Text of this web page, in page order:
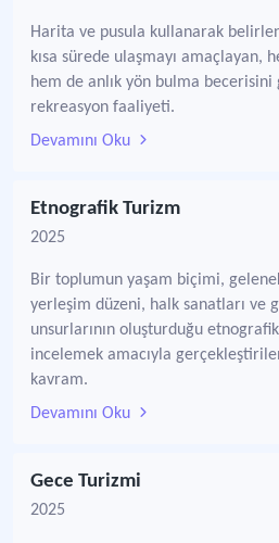
Harita ve pusula kullanarak
kısa sürede ulaşmayı amaçlayan,
hem de anlık yön bulma
rekreasyon faaliyeti.
Devamını Oku
Etnografik Turizm
2025
Bir toplumun yaşam biçimi,
yerleşim düzeni, halk sanatları ve
unsurlarının oluşturduğu
incelemek amacıyla
kavram.
Devamını Oku
Gece Turizmi
2025